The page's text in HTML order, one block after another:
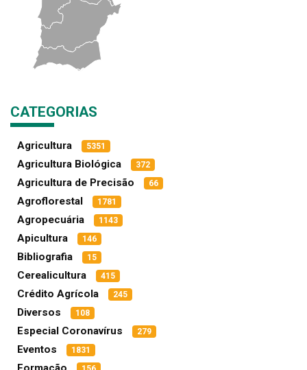
CATEGORIAS
Agricultura 5351
Agricultura Biológica 372
Agricultura de Precisão 66
Agroflorestal 1781
Agropecuária 1143
Apicultura 146
Bibliografia 15
Cerealicultura 415
Crédito Agrícola 245
Diversos 108
Especial Coronavírus 279
Eventos 1831